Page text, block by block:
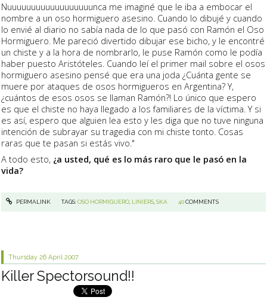
Nuuuuuuuuuuuuuuuuuunca me imaginé que le iba a embocar el
nombre a un oso hormiguero asesino. Cuando lo dibujé y cuando
lo envié al diario no sabía nada de lo que pasó con Ramón el Oso
Hormiguero. Me pareció divertido dibujar ese bicho, y le encontré
un chiste y a la hora de nombrarlo, le puse Ramón como le podía
haber puesto Aristóteles. Cuando leí el primer mail sobre el osos
hormiguero asesino pensé que era una joda ¿Cuánta gente se
muere por ataques de osos hormigueros en Argentina? Y,
¿cuántos de esos osos se llaman Ramón?! Lo único que espero
es que el chiste no haya llegado a los familiares de la víctima. Y si
es así, espero que alguien lea esto y les diga que no tuve ninguna
intención de subrayar su tragedia con mi chiste tonto. Cosas
raras que te pasan si estás vivo."
A todo esto, ¿a usted, qué es lo más raro que le pasó en la
vida?
PERMALINK TAGS:OSO HORMIGUERO, LINIERS, SKA 40COMMENTS
Thursday 26 April 2007
Killer Spectorsound!!